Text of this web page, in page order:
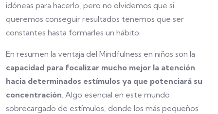
idóneas para hacerlo, pero no olvidemos que si
queremos conseguir resultados tenemos que ser
constantes hasta formarles un hábito.
En resumen la ventaja del Mindfulness en niños son la
capacidad para focalizar mucho mejor la atención
hacia determinados estímulos ya que potenciará su
concentración. Algo esencial en este mundo
sobrecargado de estímulos, donde los más pequeños